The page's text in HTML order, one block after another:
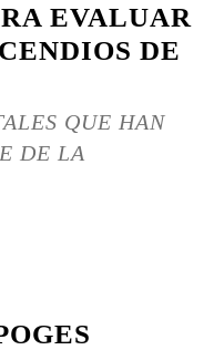
EVALUAR
DE
QUE HAN
DE LA